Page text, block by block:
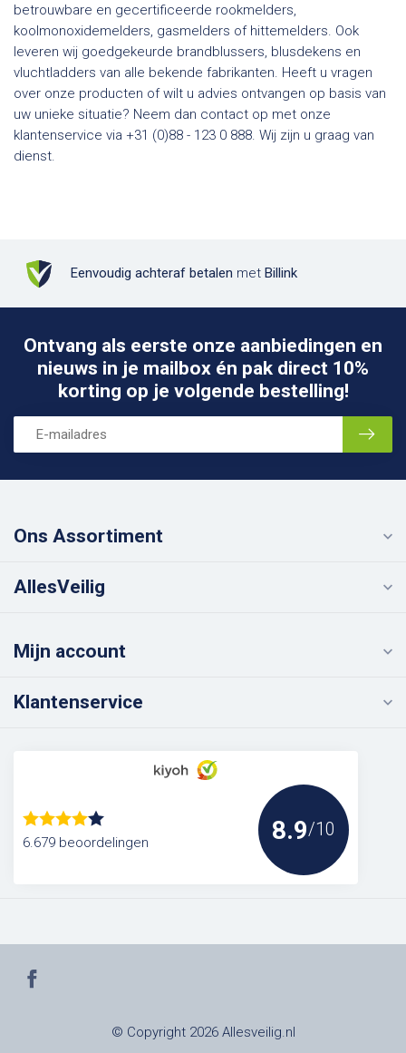
betrouwbare en gecertificeerde rookmelders,
koolmonoxidemelders, gasmelders of hittemelders. Ook
leveren wij goedgekeurde brandblussers, blusdekens en
vluchtladders van alle bekende fabrikanten. Heeft u vragen
over onze producten of wilt u advies ontvangen op basis van
uw unieke situatie? Neem dan contact op met onze
klantenservice via +31 (0)88 - 123 0 888. Wij zijn u graag van
dienst.
Eenvoudig achteraf betalen met Billink
Ontvang als eerste onze aanbiedingen en
nieuws in je mailbox én pak direct 10%
korting op je volgende bestelling!
Ons Assortiment
AllesVeilig
Mijn account
Klantenservice
6.679 beoordelingen 8.9/10
© Copyright 2026 Allesveilig.nl